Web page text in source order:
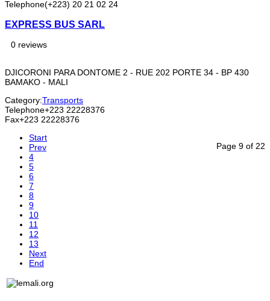
Telephone(+223) 20 21 02 24
EXPRESS BUS SARL
0 reviews
DJICORONI PARA DONTOME 2 - RUE 202 PORTE 34 - BP 430
BAMAKO - MALI
Category:Transports
Telephone+223 22228376
Fax+223 22228376
Page 9 of 22
Start
Prev
4
5
6
7
8
9
10
11
12
13
Next
End